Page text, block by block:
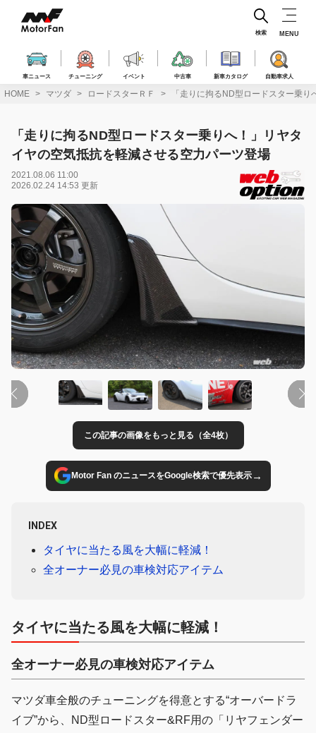
ス
車ニュース チューニング イベント 中古車 新車カタログ 自動車求人
検索 MENU
HOME マツダ ロードスターＲＦ 「走りに拘るND型ロードスター乗
「走りに拘るND型ロードスター乗りへ！」リヤタ
イヤの空気抵抗を軽減させる空力パーツ登場
2021.08.06 11:00
2026.02.24 14:53 更新
この記事の画像をもっと見る（全4枚）
Motor Fan のニュースをGoogle検索で優先表示→
INDEX
タイヤに当たる風を大幅に軽減！
全オーナー必見の車検対応アイテム
タイヤに当たる風を大幅に軽減！
全オーナー必見の車検対応アイテム
マツダ車全般のチューニングを得意とする“オーバードラ
イブ”から、ND型ロードスター&RF用の「リヤフェンダー